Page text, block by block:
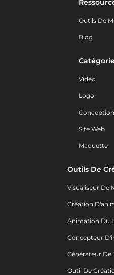
Outils De
Blog
Vidéo
Logo
Site Web
Maquette
Outils De
Visualiseur De
Création
Animation Du
Concepteur
Générateur De
Outil De